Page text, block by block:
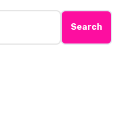
Search